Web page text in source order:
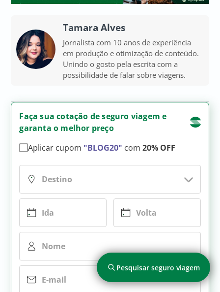
Tamara Alves
Jornalista com 10 anos de experiência
em produção e otimização de conteúdo.
Unindo o gosto pela escrita com a
possibilidade de falar sobre viagens.
Faça sua cotação de seguro viagem e
garanta o melhor preço
Aplicar cupom "BLOG20" com20% OFF
Pesquisar seguro viagem